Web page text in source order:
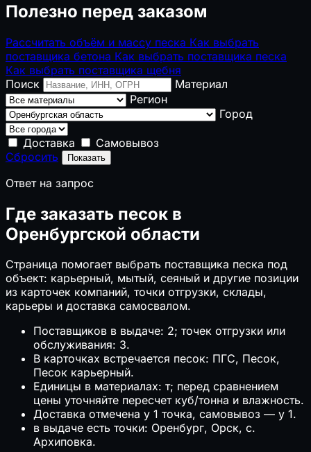
Полезно перед заказом
Рассчитать объём и массу песка Как выбрать
поставщика бетона Как выбрать поставщика песка
Как выбрать поставщика щебня
Поиск
Материал
Регион
Город
Доставка
Самовывоз
Сбросить
Показать
Ответ на запрос
Где заказать песок в
Оренбургской области
Страница помогает выбрать поставщика песка под
объект: карьерный, мытый, сеяный и другие позиции
из карточек компаний, точки отгрузки, склады,
карьеры и доставка самосвалом.
Поставщиков в выдаче: 2; точек отгрузки или
обслуживания: 3.
В карточках встречается песок: ПГС, Песок,
Песок карьерный.
Единицы в материалах: т; перед сравнением
цены уточняйте пересчет куб/тонна и влажность.
Доставка отмечена у 1 точка, самовывоз — у 1.
в выдаче есть точки: Оренбург, Орск, с.
Архиповка.